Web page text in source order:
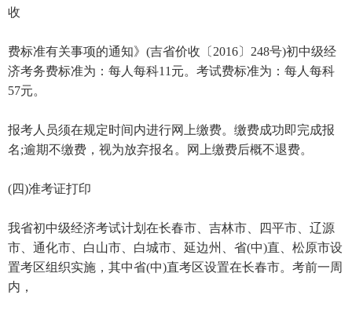
收
费标准有关事项的通知》(吉省价收〔2016〕248号)初中级经
济考务费标准为：每人每科11元。考试费标准为：每人每科
57元。
报考人员须在规定时间内进行网上缴费。缴费成功即完成报
名;逾期不缴费，视为放弃报名。网上缴费后概不退费。
(四)准考证打印
我省初中级经济考试计划在长春市、吉林市、四平市、辽源
市、通化市、白山市、白城市、延边州、省(中)直、松原市设
置考区组织实施，其中省(中)直考区设置在长春市。考前一周
内，